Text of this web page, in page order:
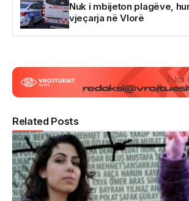
Nuk i mbijeton plagëve,
vjeçarja në Vlorë
Related Posts